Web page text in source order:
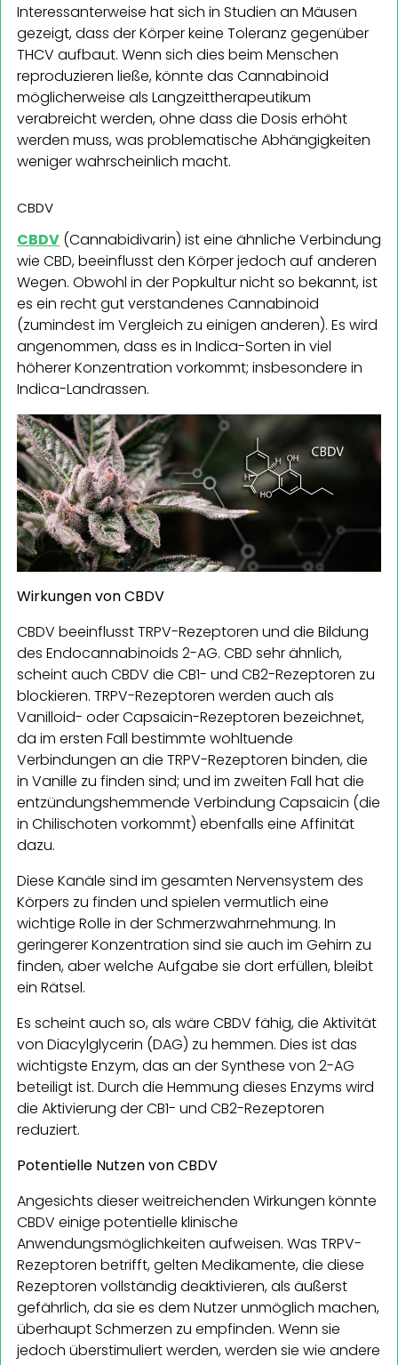
Interessanterweise hat sich in Studien an Mäusen
gezeigt, dass der Körper keine Toleranz gegenüber
THCV aufbaut. Wenn sich dies beim Menschen
reproduzieren ließe, könnte das Cannabinoid
möglicherweise als Langzeittherapeutikum
verabreicht werden, ohne dass die Dosis erhöht
werden muss, was problematische Abhängigkeiten
weniger wahrscheinlich macht.
CBDV
CBDV (Cannabidivarin) ist eine ähnliche Verbindung
wie CBD, beeinflusst den Körper jedoch auf anderen
Wegen. Obwohl in der Popkultur nicht so bekannt, ist
es ein recht gut verstandenes Cannabinoid
(zumindest im Vergleich zu einigen anderen). Es wird
angenommen, dass es in Indica-Sorten in viel
höherer Konzentration vorkommt; insbesondere in
Indica-Landrassen.
Wirkungen von CBDV
CBDV beeinflusst TRPV-Rezeptoren und die Bildung
des Endocannabinoids 2-AG. CBD sehr ähnlich,
scheint auch CBDV die CB1- und CB2-Rezeptoren zu
blockieren. TRPV-Rezeptoren werden auch als
Vanilloid- oder Capsaicin-Rezeptoren bezeichnet,
da im ersten Fall bestimmte wohltuende
Verbindungen an die TRPV-Rezeptoren binden, die
in Vanille zu finden sind; und im zweiten Fall hat die
entzündungshemmende Verbindung Capsaicin (die
in Chilischoten vorkommt) ebenfalls eine Affinität
dazu.
Diese Kanäle sind im gesamten Nervensystem des
Körpers zu finden und spielen vermutlich eine
wichtige Rolle in der Schmerzwahrnehmung. In
geringerer Konzentration sind sie auch im Gehirn zu
finden, aber welche Aufgabe sie dort erfüllen, bleibt
ein Rätsel.
Es scheint auch so, als wäre CBDV fähig, die Aktivität
von Diacylglycerin (DAG) zu hemmen. Dies ist das
wichtigste Enzym, das an der Synthese von 2-AG
beteiligt ist. Durch die Hemmung dieses Enzyms wird
die Aktivierung der CB1- und CB2-Rezeptoren
reduziert.
Potentielle Nutzen von CBDV
Angesichts dieser weitreichenden Wirkungen könnte
CBDV einige potentielle klinische
Anwendungsmöglichkeiten aufweisen. Was TRPV-
Rezeptoren betrifft, gelten Medikamente, die diese
Rezeptoren vollständig deaktivieren, als äußerst
gefährlich, da sie es dem Nutzer unmöglich machen,
überhaupt Schmerzen zu empfinden. Wenn sie
jedoch überstimuliert werden, werden sie wie andere